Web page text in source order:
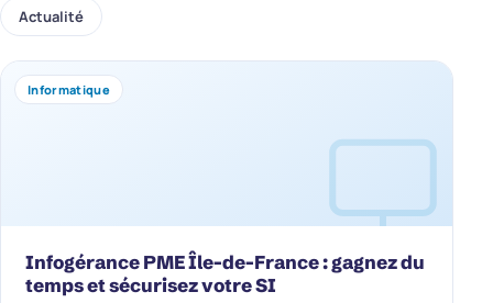
Actualité
Informatique
Infogérance PME Île-de-France : gagnez du
temps et sécurisez votre SI